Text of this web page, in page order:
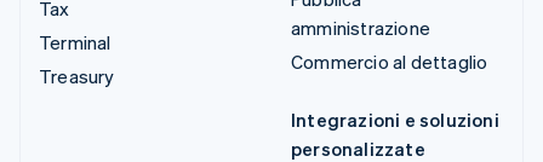
Tax
Terminal
Treasury
amministrazione
Commercio al dettaglio
Integrazioni e soluzioni
personalizzate